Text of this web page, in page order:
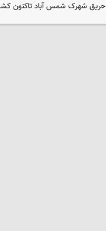
حریق شهرک شمس آباد تاکنون